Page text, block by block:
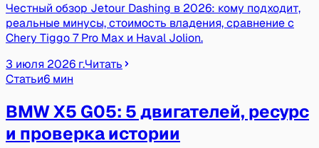
Честный обзор Jetour Dashing в 2026: кому подходит,
реальные минусы, стоимость владения, сравнение с
Chery Tiggo 7 Pro Max и Haval Jolion.
3 июля 2026 г.Читать
Статьи6 мин
BMW X5 G05: 5 двигателей, ресурс
и проверка истории